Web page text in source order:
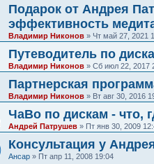
Подарок от Андрея
эффективность
Владимир Никонов » Чт май 27, 2021
Путеводитель по
Владимир Никонов » Сб июл 22, 2017
Партнерская
Владимир Никонов » Вт авг 30, 2016
ЧаВо по дискам - что,
Андрей Патрушев » Пт янв 30, 2009
Консультация у
Ансар » Пт апр 11, 2008 19:04